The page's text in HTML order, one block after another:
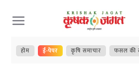
Skip
to
content
होम ई-पेपर कृषि समाचार फसल की